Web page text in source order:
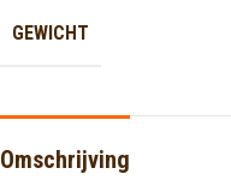
GEWICHT
Omschrijving